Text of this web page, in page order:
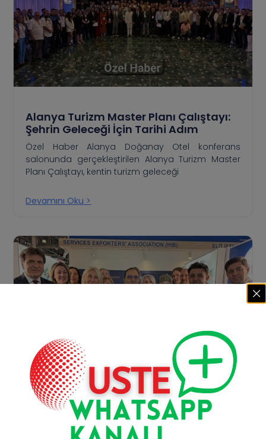
Alanya Turizm Master Planı Çalıştayı:
Şehrin Geleceği İçin Tarihi Adım
Özel Haber Alanya Doğanay Otel konferans
salonunda gerçekleştirilen Alanya Turizm Master
Planı Çalıştayı, kentin turizm geleceği
Devamını Oku >
Alanya, Moskova’daki MITT Turizm
Fuarı’nda